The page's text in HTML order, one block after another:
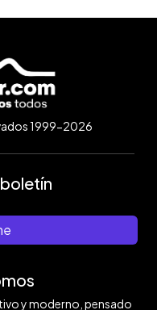
1999-2026
y moderno, pensado